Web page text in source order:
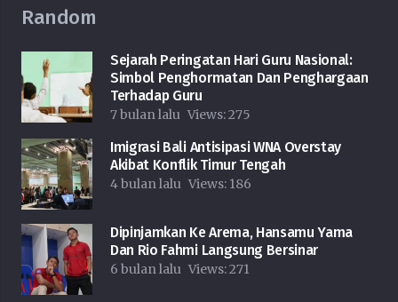
Random
Sejarah Peringatan Hari Guru Nasional:
Simbol Penghormatan Dan Penghargaan
Terhadap Guru
7 bulan lalu Views:275
Imigrasi Bali Antisipasi WNA Overstay
Akibat Konflik Timur Tengah
4 bulan lalu Views: 186
Dipinjamkan Ke Arema, Hansamu Yama
Dan Rio Fahmi Langsung Bersinar
6 bulan lalu Views:271